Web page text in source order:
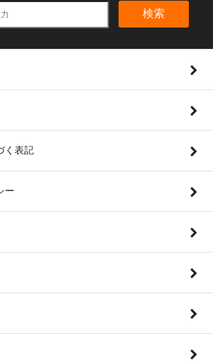
検索
く表記
ー